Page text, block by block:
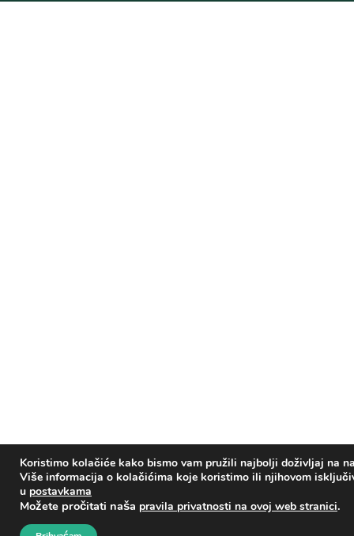
Koristimo kolačiće kako bismo vam pružili najbolji doživljaj na
Više informacija o kolačićima koje koristimo ili njihovom
u postavkama
Možete pročitati naša pravila privatnosti na ovoj web stranici.